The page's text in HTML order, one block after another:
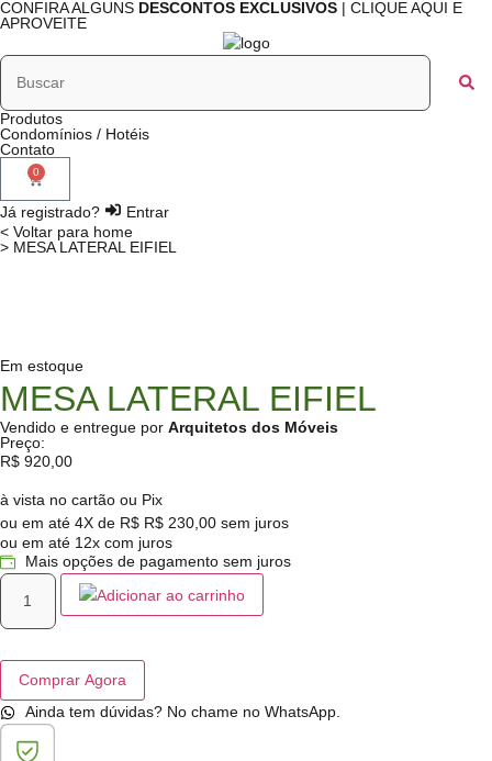
CONFIRA ALGUNS DESCONTOS EXCLUSIVOS | CLIQUE AQUI E
APROVEITE
Produtos
Condomínios / Hotéis
Contato
0
Já registrado?
Entrar
< Voltar para home
> MESA LATERAL EIFIEL
Em estoque
MESA LATERAL EIFIEL
Vendido e entregue por Arquitetos dos Móveis
Preço:
R$ 920,00
à vista no cartão ou Pix
ou em até 4X de R$ R$ 230,00 sem juros
ou em até 12x com juros
Mais opções de pagamento sem juros
Adicionar ao carrinho
Comprar Agora
Ainda tem dúvidas? No chame no WhatsApp.